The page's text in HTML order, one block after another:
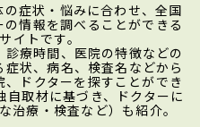
症状・悩みに合わせ、全国
情報を調べることができる
イトです。
療時間、医院の特徴などの
状、病名、検査名などから
ドクターを探すことができ
自取材に基づき、ドクターに
治療・検査など）も紹介。